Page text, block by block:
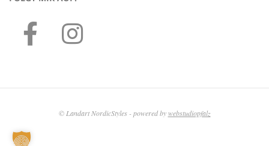
© Landart NordicStyles - powered bywebstudiopfalz